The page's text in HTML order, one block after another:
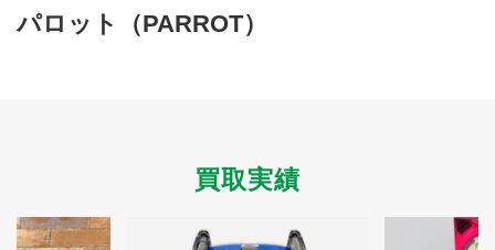
新着情報
プライバシーポリシー
規約・同意書
本人確認書類アップロード
パロット（PARROT）
買取実績